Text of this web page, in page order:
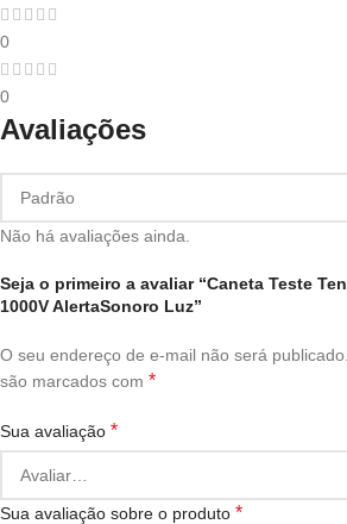
0
0
Avaliações
Não há avaliações ainda.
Seja o primeiro a avaliar “Caneta Teste
1000V AlertaSonoro Luz”
O seu endereço de e-mail não será publicado.
são marcados com *
Sua avaliação *
Sua avaliação sobre o produto *